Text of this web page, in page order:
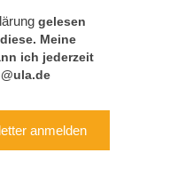
anmelden
gelesen
Meine
ich jederzeit